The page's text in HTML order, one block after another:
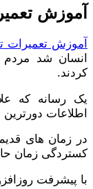
آموزش
آموزش تعمیرات
انسان شد
کردند.
یک رسانه که
اطلاعات
در زمان های
کستردگی زمان
با پیشرفت